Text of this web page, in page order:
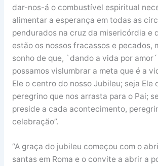
dar-nos-á o combustível espiritual
alimentar a esperança em todas as
pendurados na cruz da misericórdia e
estão os nossos fracassos e pecados,
sonho de que, `dando a vida por
possamos vislumbrar a meta que é a
Ele o centro do nosso Jubileu; seja Ele
peregrino que nos arrasta para o Pai;
preside a cada acontecimento,
celebração”.
“A graça do jubileu começou com o
santas em Roma e o convite a abrir a